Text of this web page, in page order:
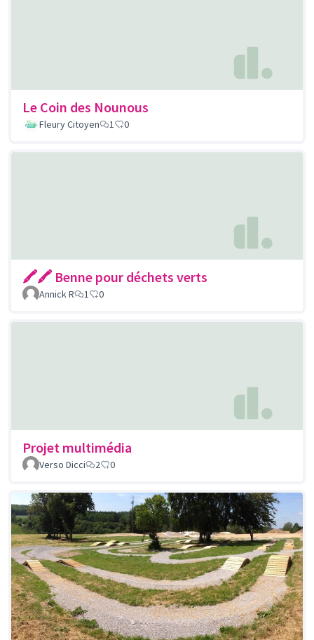
Le Coin des Nounous
Fleury Citoyen 1 0
🖍🖍 Benne pour déchets verts
Annick R 1 0
Projet multimédia
Verso Dicci 2 0